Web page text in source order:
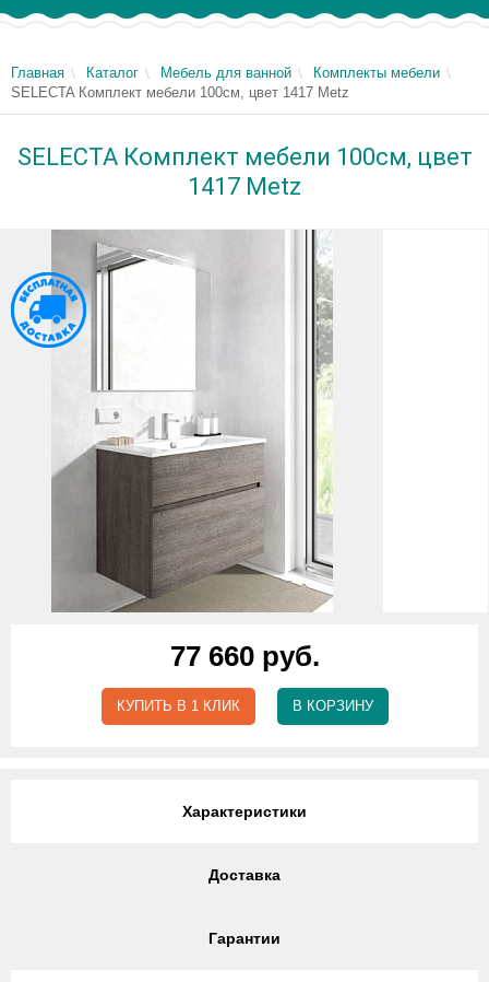
Главная Каталог Мебель для ванной
Комплекты мебели
SELECTA Комплект мебели 100см, цвет 1417 Metz
SELECTA Комплект мебели 100см, цвет
1417 Metz
77 660 руб.
КУПИТЬ В 1 КЛИК В КОРЗИНУ
Характеристики
Доставка
Гарантии